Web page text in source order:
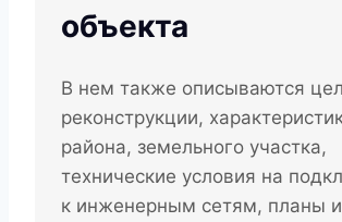
объекта
В нем также описываются
реконструкции,
района, земельного участка,
технические условия на
к инженерным сетям, планы